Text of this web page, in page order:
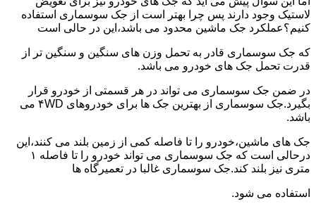
لاستیک وجود دارند پس چرا بهتر است از جک سوسماری استفاده
کنیم؟عملکرد جک ماشین محدود می باشد،این در حالی است
که جک سوسماری قادر به تحمل وزن های سنگین و سنگین تر از
قدرت تحمل جک های خودرو می باشد.
در ضمن جک سوسماری می تواند در هر قسمتی از خودرو قرار
بگیرد.جک سوسماری از بهترین جک ها برای خودروهای ۴WD می
باشد.
جک های ماشین،خودرو را تا فاصله کمی از زمین بلند می کنند،این
درحالی است که جک سوسماری می تواند خودرو را تا فاصله ۱
متری نیز بلند کند.جک سوسماری غالبا در تعمیرگاه ها
استفاده می شود.